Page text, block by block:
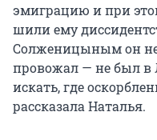
эмиграцию и при
шили ему
Солженицыным он
провожал — не был в
искать, где
рассказала Наталья.